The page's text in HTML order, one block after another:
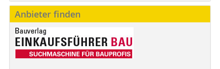
Anbieter finden